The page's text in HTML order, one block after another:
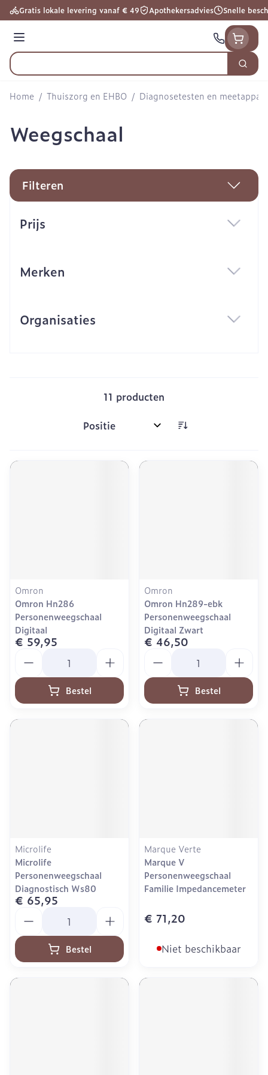
Ga naar de inhoud
Gratis lokale levering vanaf € 49 Apothekersadvies Snelle
Menu
Product, merk, categorie...
Zoek
Home / Thuiszorg en EHBO / Diagnosetesten en
Weegschaal
Filteren
Prijs
Merken
Organisaties
11 producten
Sorteer op:
Omron
Omron Hn286
Personenweegschaal
Digitaal
€ 59,95
Bestel
Omron
Omron Hn289-ebk
Personenweegschaal
Digitaal Zwart
€ 46,50
Bestel
Microlife
Microlife
Personenweegschaal
Diagnostisch Ws80
€ 65,95
Bestel
Marque Verte
Marque V
Personenweegschaal
Familie Impedancemeter
€ 71,20
Niet beschikbaar